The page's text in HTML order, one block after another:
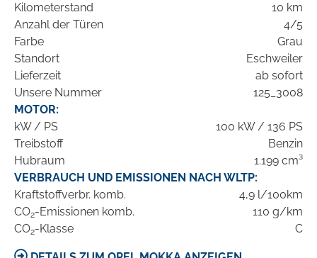
Kilometerstand
10 km
Anzahl der Türen
4/5
Farbe
Grau
Standort
Eschweiler
Lieferzeit
ab sofort
Unsere Nummer
125_3008
MOTOR:
kW / PS
100 kW / 136 PS
Treibstoff
Benzin
Hubraum
1.199 cm³
VERBRAUCH UND EMISSIONEN NACH WLTP:
Kraftstoffverbr. komb.
4,9 l/100km
CO2-Emissionen komb.
110 g/km
CO2-Klasse C